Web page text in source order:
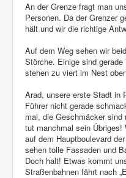
An der Grenze fragt man
Personen. Da der Grenzer
hält und wir die richtige
Auf dem Weg sehen wir
Störche. Einige sind
stehen zu viert im Nest
Arad, unsere erste Stadt in
Führer nicht gerade
mal, die Geschmäcker
tut manchmal sein Übriges!
auf dem Hauptboulevard
sehen tolle Fassaden und
Doch halt! Etwas kommt
Straßenbahnen fährt nach